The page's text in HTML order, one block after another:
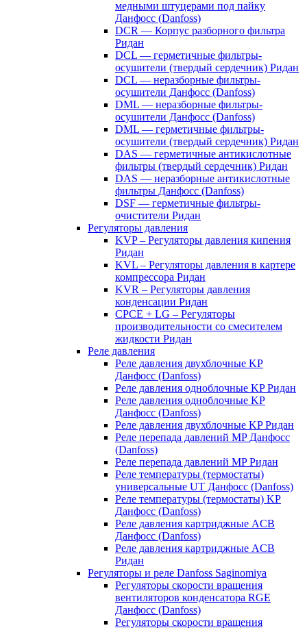
медными штуцерами под пайку
Данфосс (Danfoss)
DCR — Корпус разборного фильтра
Ридан
DCL — герметичные фильтры-
осушители (твердый сердечник) Ридан
DCL — неразборные фильтры-
осушители Данфосс (Danfoss)
DML — неразборные фильтры-
осушители Данфосс (Danfoss)
DML — герметичные фильтры-
осушители (твердый сердечник) Ридан
DAS — герметичные антикислотные
фильтры (твердый сердечник) Ридан
DAS — неразборные антикислотные
фильтры Данфосс (Danfoss)
DSF — герметичные фильтры-
очистители Ридан
Регуляторы давления
KVP – Регуляторы давления кипения
Ридан
KVL – Регуляторы давления в картере
компрессора Ридан
KVR – Регуляторы давления
конденсации Ридан
CPCE + LG – Регуляторы
производительности со смесителем
жидкости Ридан
Реле давления
Реле давления двухблочные KP
Данфосс (Danfoss)
Реле давления одноблочные KP Ридан
Реле давления одноблочные KP
Данфосс (Danfoss)
Реле давления двухблочные KP Ридан
Реле перепада давлений MP Данфосс
(Danfoss)
Реле перепада давлений MP Ридан
Реле температуры (термостаты)
универсальные UT Данфосс (Danfoss)
Реле температуры (термостаты) KP
Данфосс (Danfoss)
Реле давления картриджные ACB
Данфосс (Danfoss)
Реле давления картриджные ACB
Ридан
Регуляторы и реле Danfoss Saginomiya
Регуляторы скорости вращения
вентиляторов конденсатора RGE
Данфосс (Danfoss)
Регуляторы скорости вращения